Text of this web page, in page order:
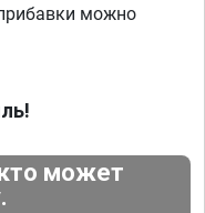
можно
может